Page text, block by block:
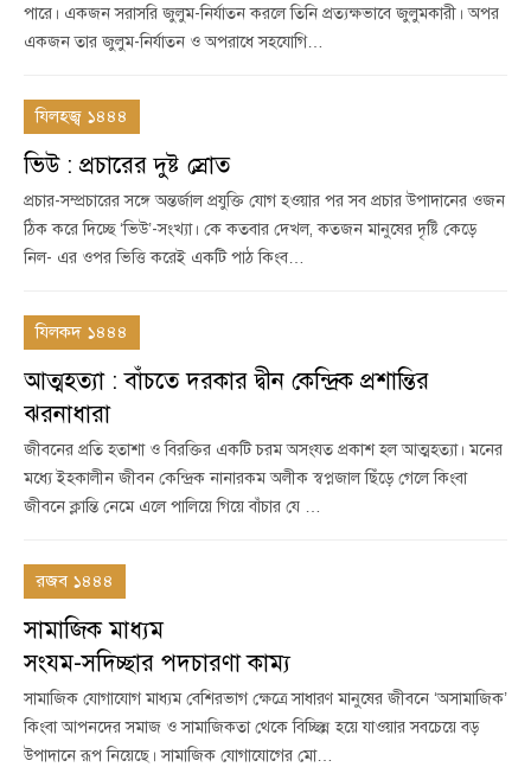
পারে। একজন সরাসরি জুলুম-নির্যাতন করলে তিনি প্রত্যক্ষভাবে জুলুমকারী। অপর
একজন তার জুলুম-নির্যাতন ও অপরাধে সহযোগি…
যিলহজ্ব ১৪৪৪
ভিউ : প্রচারের দুষ্ট স্রোত
প্রচার-সম্প্রচারের সঙ্গে অন্তর্জাল প্রযুক্তি যোগ হওয়ার পর সব প্রচার উপাদানের ওজন
ঠিক করে দিচ্ছে ‘ভিউ’-সংখ্যা। কে কতবার দেখল, কতজন মানুষের দৃষ্টি কেড়ে
নিল- এর ওপর ভিত্তি করেই একটি পাঠ কিংব…
যিলকদ ১৪৪৪
আত্মহত্যা : বাঁচতে দরকার দ্বীন কেন্দ্রিক প্রশান্তির
ঝরনাধারা
জীবনের প্রতি হতাশা ও বিরক্তির একটি চরম অসংযত প্রকাশ হল আত্মহত্যা। মনের
মধ্যে ইহকালীন জীবন কেন্দ্রিক নানারকম অলীক স্বপ্নজাল ছিঁড়ে গেলে কিংবা
জীবনে ক্লান্তি নেমে এলে পালিয়ে গিয়ে বাঁচার যে …
রজব ১৪৪৪
সামাজিক মাধ্যম
সংযম-সদিচ্ছার পদচারণা কাম্য
সামাজিক যোগাযোগ মাধ্যম বেশিরভাগ ক্ষেত্রে সাধারণ মানুষের জীবনে ‘অসামাজিক’
কিংবা আপনদের সমাজ ও সামাজিকতা থেকে বিচ্ছিন্ন হয়ে যাওয়ার সবচেয়ে বড়
উপাদানে রূপ নিয়েছে। সামাজিক যোগাযোগের মো…